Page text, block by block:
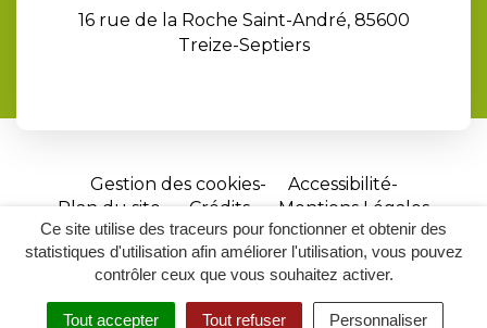
Ce site utilise des traceurs pour fonctionner et obtenir des
statistiques d'utilisation afin améliorer l'utilisation, vous pouvez
contrôler ceux que vous souhaitez activer.
Tout accepter Tout refuser Personnaliser
16 rue de la Roche Saint-André, 85600
Treize-Septiers
Gestion des cookies
Accessibilité
Plan du site
Crédits
Mentions Légales
Site
réalisé
par
Inovagora